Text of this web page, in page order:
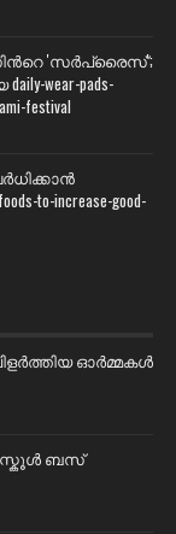
'സര്‍പ്രൈസ്';
wear-pads-
festival
to-increase-good-
ഓർമ്മകൾ
സ്കൂൾ ബസ്